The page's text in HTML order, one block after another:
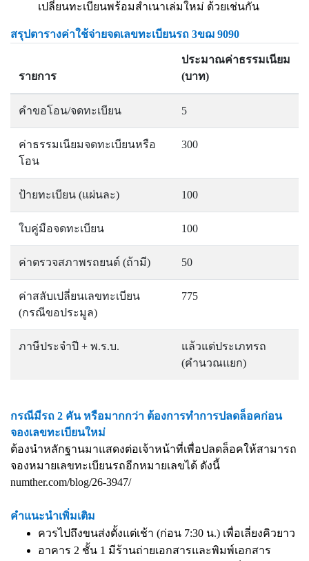
เปลี่ยนทะเบียนพร้อมสำเนาเล่มใหม่ ด้วยเช่นกัน
สรุปตารางค่าใช้จ่ายจดเลขทะเบียนรถ 3ขฌ 9090
รายการ
ประมาณค่าธรรมเนียม
(บาท)
คำขอโอน/จดทะเบียน 5
ค่าธรรมเนียมจดทะเบียนหรือ
โอน
300
ป้ายทะเบียน (แผ่นละ) 100
ใบคู่มือจดทะเบียน 100
ค่าตรวจสภาพรถยนต์ (ถ้ามี) 50
ค่าสลับเปลี่ยนเลขทะเบียน
(กรณีขอประมูล)
775
ภาษีประจำปี + พ.ร.บ.
แล้วแต่ประเภทรถ
(คำนวณแยก)
กรณีมีรถ 2 คัน หรือมากกว่า ต้องการทำการปลดล็อคก่อน
จองเลขทะเบียนใหม่
ต้องนำหลักฐานมาแสดงต่อเจ้าหน้าที่เพื่อปลดล็อคให้สามารถ
จองหมายเลขทะเบียนรถอีกหมายเลขได้ ดังนี้
numther.com/blog/26-3947/
คำแนะนำเพิ่มเติม
ควรไปถึงขนส่งตั้งแต่เช้า (ก่อน 7:30 น.) เพื่อเลี่ยงคิวยาว
อาคาร 2 ชั้น 1 มีร้านถ่ายเอกสารและพิมพ์เอกสาร